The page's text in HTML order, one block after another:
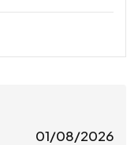
01/08/2026